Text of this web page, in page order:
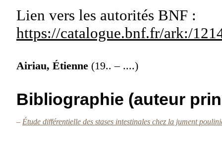
Lien vers les autorités BNF :
https://catalogue.bnf.fr/ark:/
Airiau, Étienne (19.. – ....)
Bibliographie (auteur
– Étude différentielle des stases intestinales chez la jument